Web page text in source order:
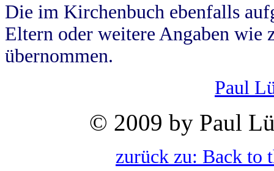
Die im Kirchenbuch ebenfalls
Eltern oder weitere Angaben wie
übernommen.
Paul
© 2009 by Paul
zurück zu: Back to